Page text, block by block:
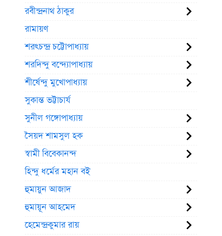
রবীন্দ্রনাথ ঠাকুর
রামায়ণ
শরৎচন্দ্র চট্টোপাধ্যায়
শরদিন্দু বন্দ্যোপাধ্যায়
শীর্ষেন্দু মুখোপাধ্যায়
সুকান্ত ভট্টাচার্য
সুনীল গঙ্গোপাধ্যায়
সৈয়দ শামসুল হক
স্বামী বিবেকানন্দ
হিন্দু ধর্মের মহান বই
হুমায়ুন আজাদ
হুমায়ূন আহমেদ
হেমেন্দ্রকুমার রায়